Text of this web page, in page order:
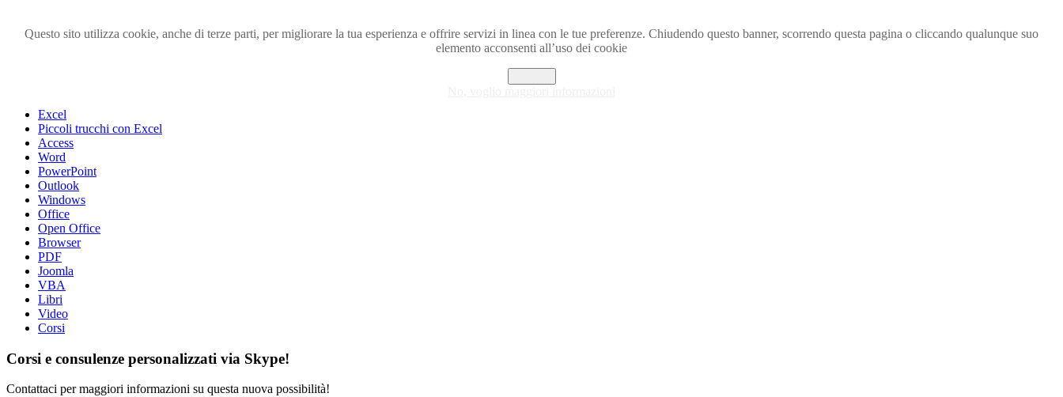
Questo sito utilizza cookie, anche di terze parti, per migliorare la tua esperienza e offrire servizi in linea con le tue preferenze. Chiudendo questo banner, scorrendo questa pagina o cliccando qualunque suo
elemento acconsenti all’uso dei cookie
Excel
Piccoli trucchi con Excel
Access
Word
PowerPoint
Outlook
Windows
Office
Open Office
Browser
PDF
Joomla
VBA
Libri
Video
Corsi
Corsi e consulenze personalizzati via Skype!
Contattaci per maggiori informazioni su questa nuova possibilità!